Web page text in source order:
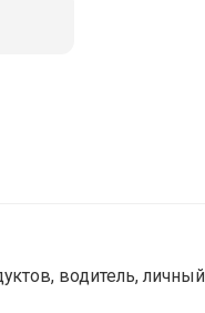
водитель, личный